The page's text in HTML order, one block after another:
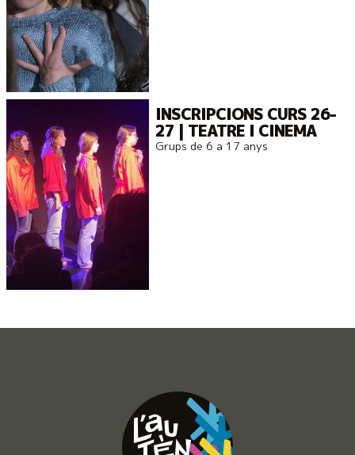
INSCRIPCIONS CURS 26-
27 | TEATRE I CINEMA
Grups de 6 a 17 anys